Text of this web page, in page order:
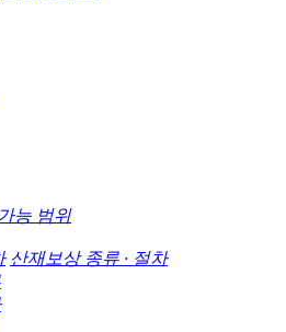
능 범위
산재보상 종류 · 절차